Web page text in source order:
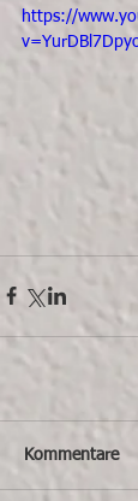
https://
Kommentare